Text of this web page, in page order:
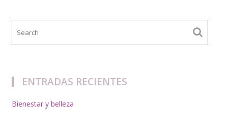
ENTRADAS RECIENTES
Bienestar y belleza